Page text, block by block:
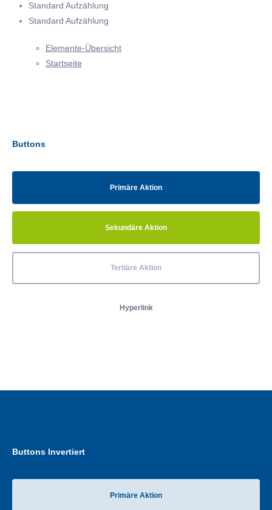
Standard Aufzählung
Standard Aufzählung
Elemente-Übersicht
Startseite
Buttons
Primäre Aktion
Sekundäre Aktion
Tertiäre Aktion
Hyperlink
Buttons Invertiert
Primäre Aktion